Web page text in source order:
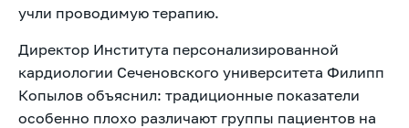
учли проводимую терапию.
Директор Института персонализированной
кардиологии Сеченовского университета Филипп
Копылов объяснил: традиционные показатели
особенно плохо различают группы пациентов на